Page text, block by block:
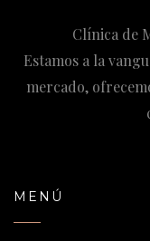
Clínica de
Estamos a la
mercado,
MENÚ